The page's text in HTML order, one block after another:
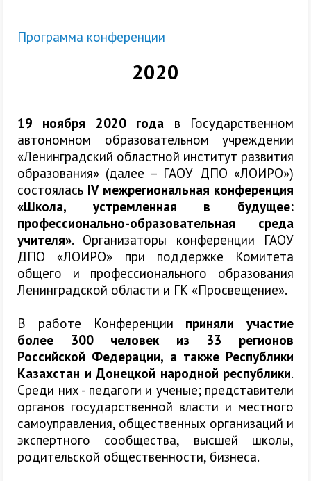
Программа конференции
2020
19 ноября 2020 года в Государственном
автономном образовательном учреждении
«Ленинградский областной институт развития
образования» (далее – ГАОУ ДПО «ЛОИРО»)
состоялась IV межрегиональная конференция
«Школа, устремленная в будущее:
профессионально-образовательная среда
учителя». Организаторы конференции ГАОУ
ДПО «ЛОИРО» при поддержке Комитета
общего и профессионального образования
Ленинградской области и ГК «Просвещение».
В работе Конференции приняли участие
более 300 человек из 33 регионов
Российской Федерации, а также Республики
Казахстан и Донецкой народной республики.
Среди них - педагоги и ученые; представители
органов государственной власти и местного
самоуправления, общественных организаций и
экспертного сообщества, высшей школы,
родительской общественности, бизнеса.